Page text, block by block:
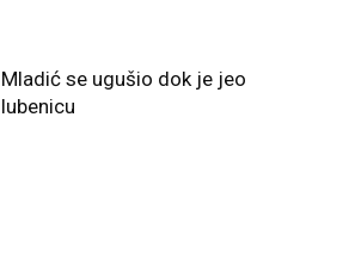
Mladić se ugušio dok je jeo
lubenicu